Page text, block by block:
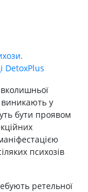
DetoxPlus
виникають у
бути проявом
психозів
ретельної